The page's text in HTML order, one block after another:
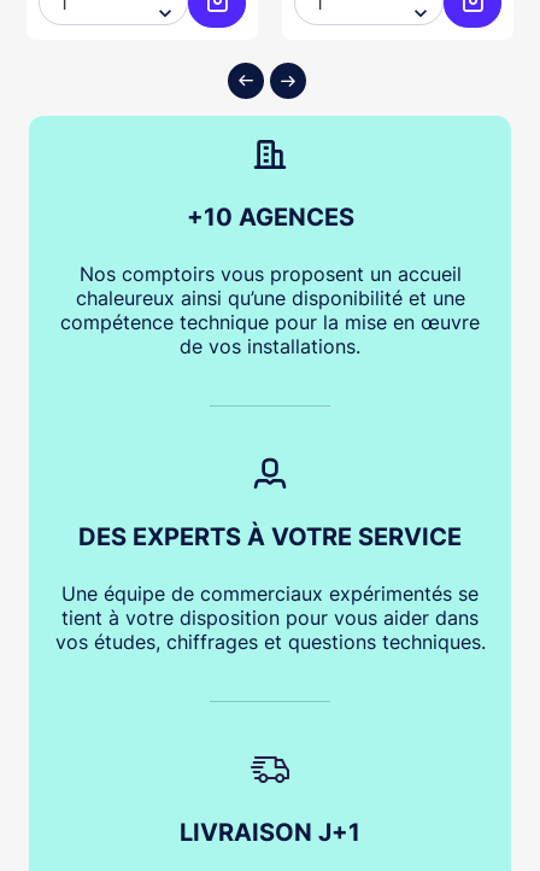
au panier

Ajouter au panier

+10 AGENCES
Nos comptoirs vous proposent un accueil
chaleureux ainsi qu’une disponibilité et une
compétence technique pour la mise en œuvre
de vos installations.
DES EXPERTS À VOTRE SERVICE
Une équipe de commerciaux expérimentés se
tient à votre disposition pour vous aider dans
vos études, chiffrages et questions techniques.
LIVRAISON J+1